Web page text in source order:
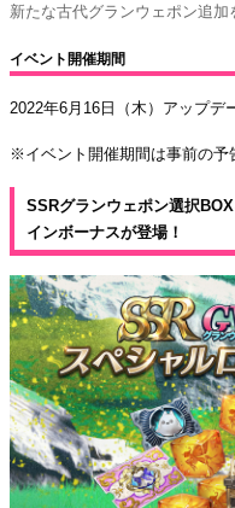
新たな古代グランウェポン追加
イベント開催期間
2022年6月16日（木）アップデ
※イベント開催期間は事前の予
SSRグランウェポン選択
インボーナスが登場！